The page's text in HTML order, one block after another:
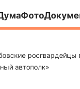
Фото
росгвардейцы
автополк»